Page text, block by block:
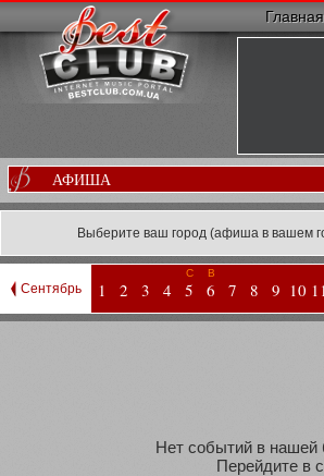
Главная
АФИША
Выберите ваш город (афиша в вашем
Сентябрь 1 2 3 4
С
5
В
6 7 8 9 10 11
Нет событий в нашей
Перейдите в